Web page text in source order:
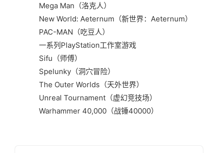
Mega Man（洛克人）
New World: Aeternum（新世界：Aeternum）
PAC-MAN（吃豆人）
一系列PlayStation工作室游戏
Sifu（师傅）
Spelunky（洞穴冒险）
The Outer Worlds（天外世界）
Unreal Tournament（虚幻竞技场）
Warhammer 40,000（战锤40000）